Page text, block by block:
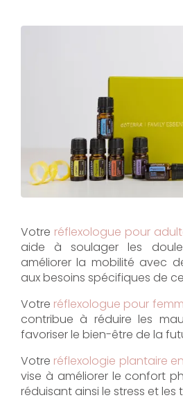
Votre réflexologue pour
aide à soulager les
améliorer la mobilité avec
aux besoins spécifiques de
Votre réflexologue pour
contribue à réduire les
favoriser le bien-être de la
Votre réflexologie plantaire
vise à améliorer le confort
réduisant ainsi le stress et les